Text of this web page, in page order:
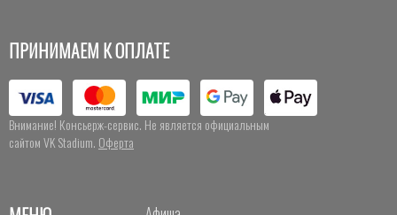
ПРИНИМАЕМ К ОПЛАТЕ
Внимание! Консьерж-сервис. Не является официальным
сайтом VK Stadium. Оферта